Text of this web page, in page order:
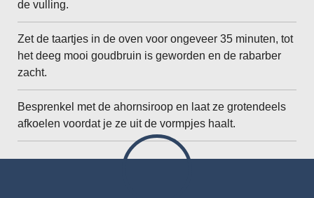
de vulling.
Zet de taartjes in de oven voor ongeveer 35 minuten, tot
het deeg mooi goudbruin is geworden en de rabarber
zacht.
Besprenkel met de ahornsiroop en laat ze grotendeels
afkoelen voordat je ze uit de vormpjes haalt.